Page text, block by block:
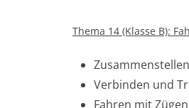
Thema 14 (Klasse B):
Verbinden und
Fahren mit Zügen